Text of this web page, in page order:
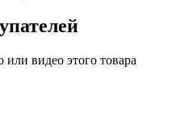
видео этого товара